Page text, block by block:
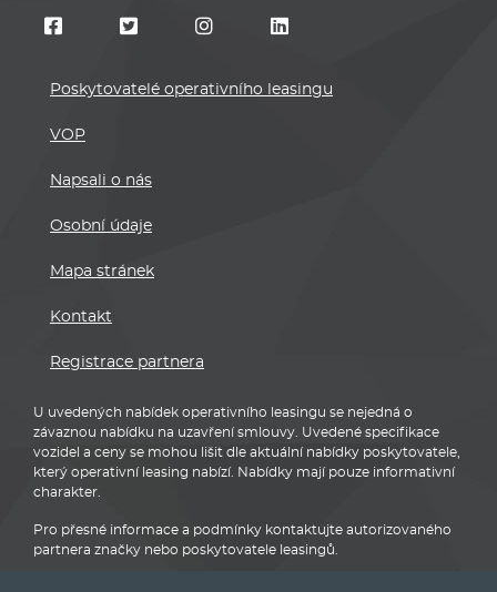
Poskytovatelé operativního leasingu
VOP
Napsali o nás
Osobní údaje
Mapa stránek
Kontakt
Registrace partnera
U uvedených nabídek operativního leasingu se nejedná o
závaznou nabídku na uzavření smlouvy. Uvedené specifikace
vozidel a ceny se mohou lišit dle aktuální nabídky poskytovatele,
který operativní leasing nabízí. Nabídky mají pouze informativní
charakter.
Pro přesné informace a podmínky kontaktujte autorizovaného
partnera značky nebo poskytovatele leasingů.